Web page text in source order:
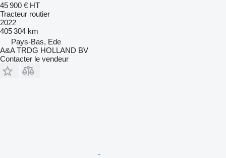
45 900 € HT
Tracteur routier
2022
405 304 km
Pays-Bas, Ede
A&A TRDG HOLLAND BV
Contacter le vendeur